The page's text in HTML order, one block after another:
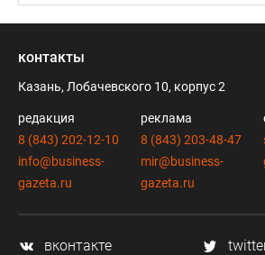
контакты
Казань, Лобачевского 10, корпус 2
редакция
8 (843) 202-12-10
info@business-
gazeta.ru
реклама
8 (843) 203-48-47
mir@business-
gazeta.ru
вконтакте